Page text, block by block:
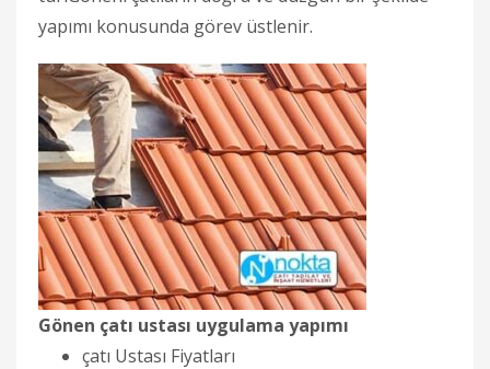
yapımı konusunda görev üstlenir.
Gönen çatı ustası uygulama yapımı
çatı Ustası Fiyatları